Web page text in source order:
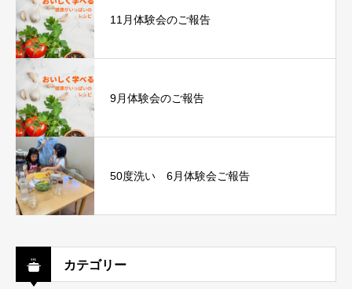
11月体験会のご報告
9月体験会のご報告
50度洗い 6月体験会ご報告
カテゴリー